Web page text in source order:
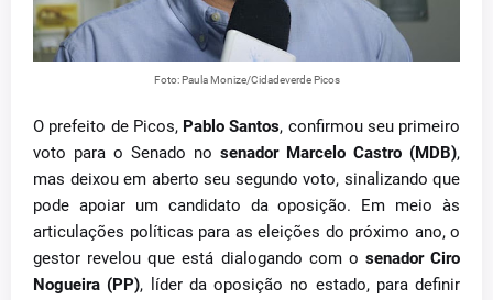
Foto: Paula Monize/Cidadeverde Picos
O prefeito de Picos, Pablo Santos, confirmou seu primeiro
voto para o Senado no senador Marcelo Castro (MDB),
mas deixou em aberto seu segundo voto, sinalizando que
pode apoiar um candidato da oposição. Em meio às
articulações políticas para as eleições do próximo ano, o
gestor revelou que está dialogando com o senador Ciro
Nogueira (PP), líder da oposição no estado, para definir